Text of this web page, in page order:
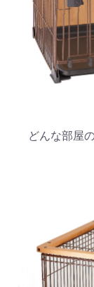
どんな部屋